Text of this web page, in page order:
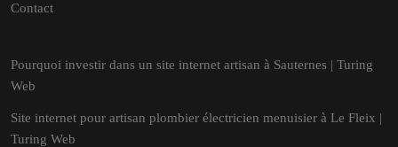
Contact
Pourquoi investir dans un site internet artisan à Sauternes | Turing
Web
Site internet pour artisan plombier électricien menuisier à Le Fleix |
Turing Web